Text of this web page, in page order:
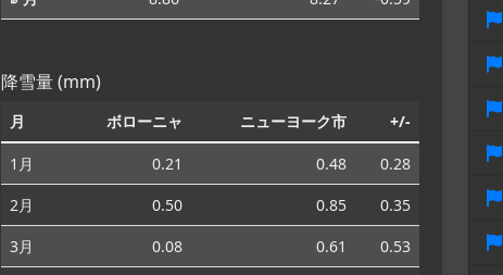
降雪量 (mm)
月 ボローニャ ニューヨーク市 +/-
1月 0.21 0.48
0.28
2月
0.50 0.85
0.35
3月
0.08 0.61
0.53